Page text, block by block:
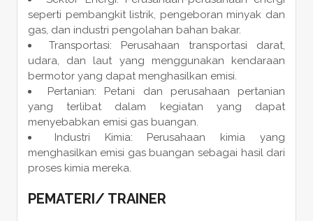
seperti pembangkit listrik, pengeboran minyak dan
gas, dan industri pengolahan bahan bakar.
Transportasi: Perusahaan transportasi darat,
udara, dan laut yang menggunakan kendaraan
bermotor yang dapat menghasilkan emisi.
Pertanian: Petani dan perusahaan pertanian
yang terlibat dalam kegiatan yang dapat
menyebabkan emisi gas buangan.
Industri Kimia: Perusahaan kimia yang
menghasilkan emisi gas buangan sebagai hasil dari
proses kimia mereka.
PEMATERI/ TRAINER